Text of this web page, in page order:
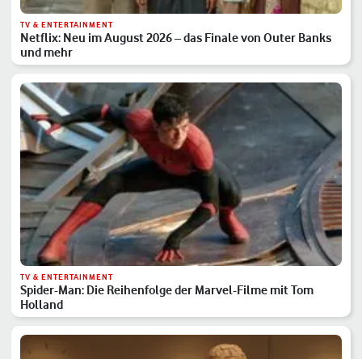
TV & ENTERTAINMENT
Netflix: Neu im August 2026 – das Finale von Outer Banks
und mehr
TV & ENTERTAINMENT
Spider-Man: Die Reihenfolge der Marvel-Filme mit Tom
Holland